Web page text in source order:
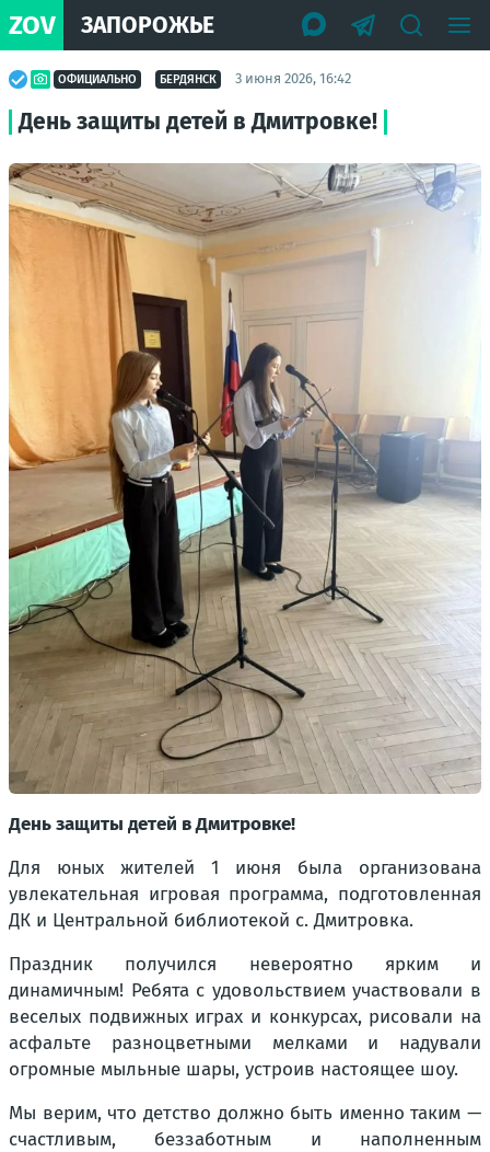
ZOV ЗАПОРОЖЬЕ
ОФИЦИАЛЬНО БЕРДЯНСК 3 июня 2026, 16:42
День защиты детей в Дмитровке!
День защиты детей в Дмитровке!
Для юных жителей 1 июня была организована
увлекательная игровая программа, подготовленная
ДК и Центральной библиотекой с. Дмитровка.
Праздник получился невероятно ярким и
динамичным! Ребята с удовольствием участвовали в
веселых подвижных играх и конкурсах, рисовали на
асфальте разноцветными мелками и надували
огромные мыльные шары, устроив настоящее шоу.
Мы верим, что детство должно быть именно таким —
счастливым, беззаботным и наполненным